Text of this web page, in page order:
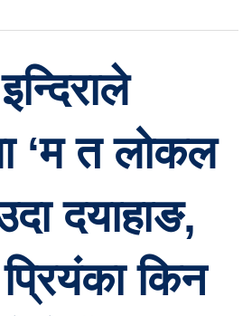
‘म त लोकल
दयाहाङ,
किन